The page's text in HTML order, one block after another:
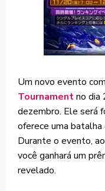
Um novo evento
Tournamentno dia
dezembro. Ele será
oferece uma
Durante o evento,
você ganhará um
revelado.